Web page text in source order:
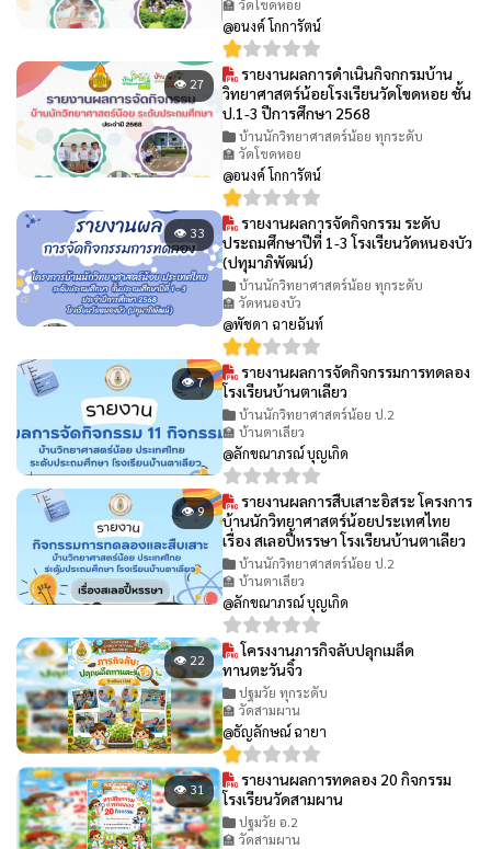
🏫 วัดโขดหอย
@อนงค์ โกการัตน์
👁 27
รายงานผลการดำเนินกิจกกรมบ้าน
วิทยาศาสตร์น้อยโรงเรียนวัดโขดหอย ชั้น
ป.1-3 ปีการศึกษา 2568
บ้านนักวิทยาศาสตร์น้อย ทุกระดับ
🏫 วัดโขดหอย
@อนงค์ โกการัตน์
👁 33
รายงานผลการจัดกิจกรรม ระดับ
ประถมศึกษาปีที่ 1-3 โรงเรียนวัดหนองบัว
(ปทุมาภิพัฒน์)
บ้านนักวิทยาศาสตร์น้อย ทุกระดับ
🏫 วัดหนองบัว
@พัชดา ฉายฉันท์
👁 7
รายงานผลการจัดกิจกรรมการทดลอง
โรงเรียนบ้านตาเลียว
บ้านนักวิทยาศาสตร์น้อย ป.2
🏫 บ้านตาเลียว
@ลักขณาภรณ์ บุญเกิด
👁 9
รายงานผลการสืบเสาะอิสระ โครงการ
บ้านนักวิทยาศาสตร์น้อยประเทศไทย
เรื่อง สเลอปี้หรรษา โรงเรียนบ้านตาเลียว
บ้านนักวิทยาศาสตร์น้อย ป.2
🏫 บ้านตาเลียว
@ลักขณาภรณ์ บุญเกิด
👁 22
โครงงานภารกิจลับปลุกเมล็ด
ทานตะวันจิ๋ว
ปฐมวัย ทุกระดับ
🏫 วัดสามผาน
@ธัญลักษณ์ ฉายา
👁 31
รายงานผลการทดลอง 20 กิจกรรม
โรงเรียนวัดสามผาน
ปฐมวัย อ.2
🏫 วัดสามผาน